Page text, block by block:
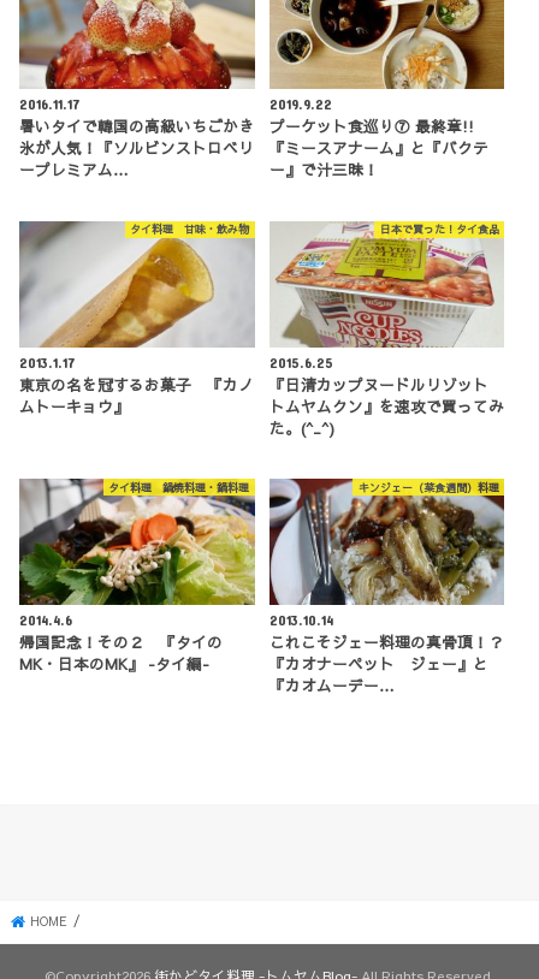
2016.11.17
暑いタイで韓国の高級いちごかき
氷が人気！『ソルビンストロベリ
ープレミアム…
2019.9.22
プーケット食巡り⑦ 最終章!!
『ミースアナーム』と『バクテ
ー』で汁三昧！
タイ料理 甘味・飲み物
2013.1.17
東京の名を冠するお菓子 『カノ
ムトーキョウ』
日本で買った！タイ食品
2015.6.25
『日清カップヌードルリゾット
トムヤムクン』を速攻で買ってみ
た。(^_^)
タイ料理 鍋焼料理・鍋料理
2014.4.6
帰国記念！その２ 『タイの
MK・日本のMK』 -タイ編-
キンジェー（菜食週間）料理
2013.10.14
これこそジェー料理の真骨頂！？
『カオナーペット ジェー』と
『カオムーデー…
HOME
©Copyright2026 街かどタイ料理 -トムヤムBlog- .All Rights Reserved.